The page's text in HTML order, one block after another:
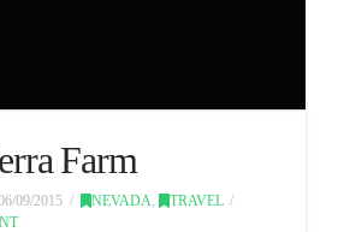
Farm
09/2015 NEVADA
TRAVEL